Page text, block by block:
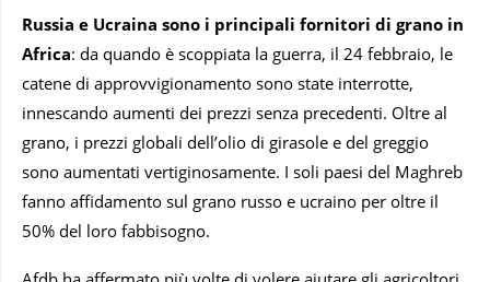
Russia e Ucraina sono i principali fornitori di grano in
Africa: da quando è scoppiata la guerra, il 24 febbraio, le
catene di approvvigionamento sono state interrotte,
innescando aumenti dei prezzi senza precedenti. Oltre al
grano, i prezzi globali dell’olio di girasole e del greggio
sono aumentati vertiginosamente. I soli paesi del Maghreb
fanno affidamento sul grano russo e ucraino per oltre il
50% del loro fabbisogno.